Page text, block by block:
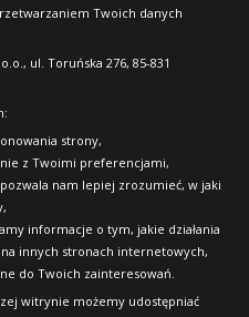
Twoich danych
ul. Toruńska 276, 85-831
strony,
z Twoimi preferencjami,
nam lepiej zrozumieć, w jaki
informacje o tym, jakie działania
innych stronach internetowych,
do Twoich zainteresowań.
witrynie możemy udostępniać